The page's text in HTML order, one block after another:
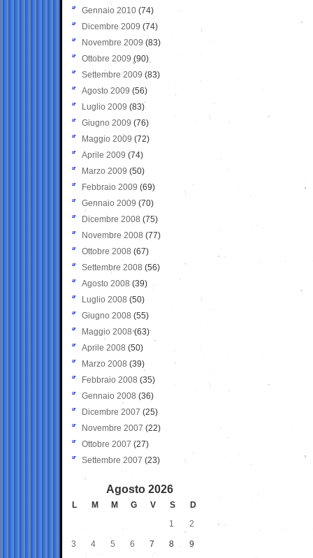
Gennaio 2010 (74)
Dicembre 2009 (74)
Novembre 2009 (83)
Ottobre 2009 (90)
Settembre 2009 (83)
Agosto 2009 (56)
Luglio 2009 (83)
Giugno 2009 (76)
Maggio 2009 (72)
Aprile 2009 (74)
Marzo 2009 (50)
Febbraio 2009 (69)
Gennaio 2009 (70)
Dicembre 2008 (75)
Novembre 2008 (77)
Ottobre 2008 (67)
Settembre 2008 (56)
Agosto 2008 (39)
Luglio 2008 (50)
Giugno 2008 (55)
Maggio 2008(63)
Aprile 2008 (50)
Marzo 2008 (39)
Febbraio 2008 (35)
Gennaio 2008 (36)
Dicembre 2007 (25)
Novembre 2007 (22)
Ottobre 2007 (27)
Settembre 2007 (23)
Agosto 2026
L M M G V S
D
1
2
3 4 5 6 7 8 9